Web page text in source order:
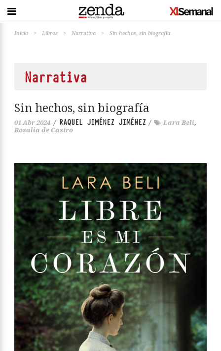
Inicio > Libros > Narrativa > Sin hechos, sin biografía
Narrativa
Sin hechos, sin biografía
01 Abr 2024 / RAQUEL JIMÉNEZ JIMÉNEZ / Lara Beli,
Rosalia de Castro